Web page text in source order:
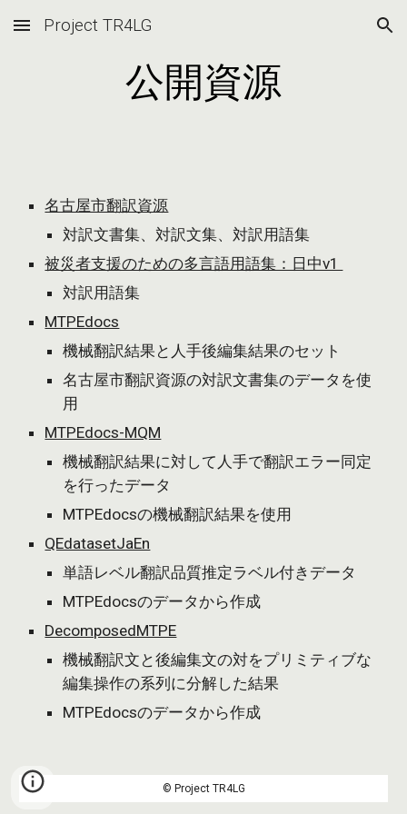
Skip to main content Skip to navigation
Project TR4LG
公開資源
名古屋市翻訳資源
対訳文書集、対訳文集、対訳用語集
被災者支援のための多言語用語集：日中v1
対訳用語集
MTPEdocs
機械翻訳結果と人手後編集結果のセット
名古屋市翻訳資源の対訳文書集のデータを使
用
MTPEdocs-MQM
機械翻訳結果に対して人手で翻訳エラー同定
を行ったデータ
MTPEdocsの機械翻訳結果を使用
QEdatasetJaEn
単語レベル翻訳品質推定ラベル付きデータ
MTPEdocsのデータから作成
DecomposedMTPE
機械翻訳文と後編集文の対をプリミティブな
編集操作の系列に分解した結果
MTPEdocsのデータから作成
© Project TR4LG